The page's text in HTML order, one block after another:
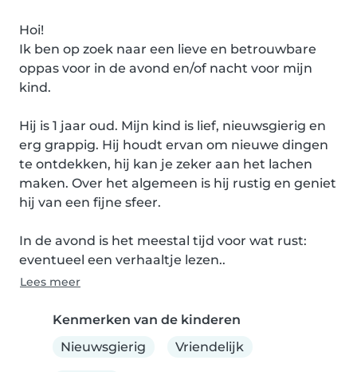
Hoi!
Ik ben op zoek naar een lieve en betrouwbare
oppas voor in de avond en/of nacht voor mijn
kind.
Hij is 1 jaar oud. Mijn kind is lief, nieuwsgierig en
erg grappig. Hij houdt ervan om nieuwe dingen
te ontdekken, hij kan je zeker aan het lachen
maken. Over het algemeen is hij rustig en geniet
hij van een fijne sfeer.
In de avond is het meestal tijd voor wat rust:
eventueel een verhaaltje lezen..
Lees meer
Kenmerken van de kinderen
Nieuwsgierig
Vriendelijk